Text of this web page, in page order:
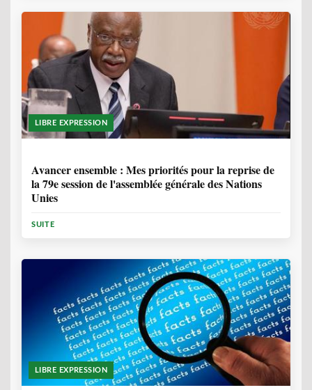
LIBRE EXPRESSION
Avancer ensemble : Mes priorités pour la reprise de
la 79e session de l'assemblée générale des Nations
Unies
SUITE
LIBRE EXPRESSION